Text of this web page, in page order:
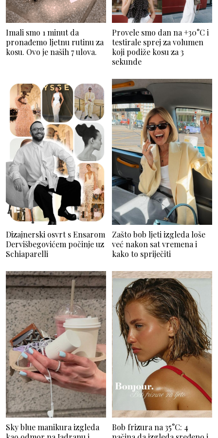
Imali smo 1 minut da
pronađemo ljetnu rutinu za
kosu. Ovo je naših 7 ulova.
Provele smo dan na +30°C i
testirale sprej za volumen
koji podiže kosu za 3
sekunde
Dizajnerski osvrt s Ensarom
Dervišbegovićem počinje uz
Schiaparelli
Zašto bob ljeti izgleda loše
već nakon sat vremena i
kako to spriječiti
Sky blue manikura izgleda
Bob frizura na 35°C: 4